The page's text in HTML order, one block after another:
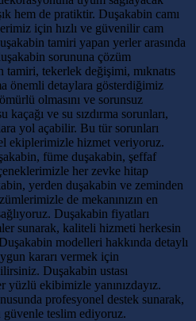
hem de pratiktir. Duşakabin camı
için hızlı ve güvenilir cam
tamiri yapan yerler arasında
sorununa çözüm
tamiri, tekerlek değişimi, mıknatıs
önemli detaylara gösterdiğimiz
olmasını ve sorunsuz
kaçağı ve su sızdırma sorunları,
yol açabilir. Bu tür sorunları
ekiplerimizle hizmet veriyoruz.
füme duşakabin, şeffaf
her zevke hitap
yerden duşakabin ve zeminden
de mekanınızın en
Duşakabin fiyatları
sunarak, kaliteli hizmeti herkesin
modelleri hakkında detaylı
kararı vermek için
Duşakabin ustası
yüzlü ekibimizle yanınızdayız.
profesyonel destek sunarak,
teslim ediyoruz.